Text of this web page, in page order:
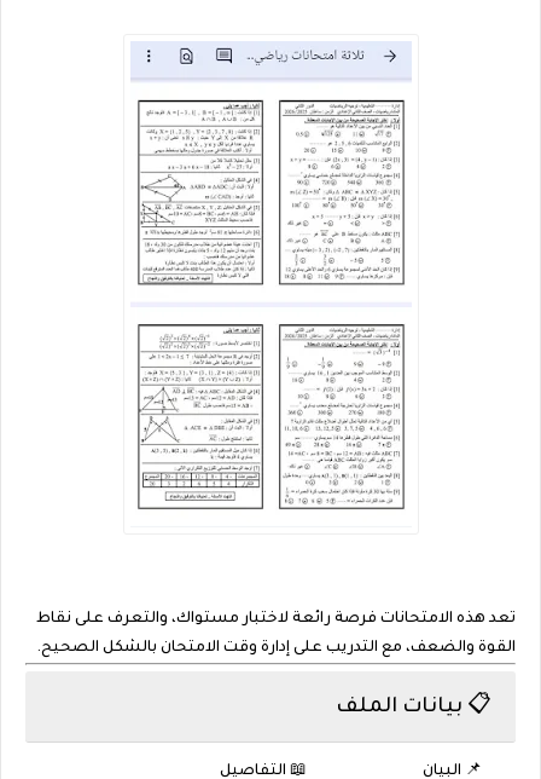
تعد هذه الامتحانات فرصة رائعة لاختبار مستواك، والتعرف على نقاط
القوة والضعف، مع التدريب على إدارة وقت الامتحان بالشكل الصحيح.
📋 بيانات الملف
📌 البيان 📖 التفاصيل